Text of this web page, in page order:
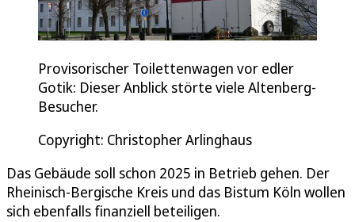
Provisorischer Toilettenwagen vor edler
Gotik: Dieser Anblick störte viele Altenberg-
Besucher.
Copyright: Christopher Arlinghaus
Das Gebäude soll schon 2025 in Betrieb gehen. Der
Rheinisch-Bergische Kreis und das Bistum Köln wollen
sich ebenfalls finanziell beteiligen.